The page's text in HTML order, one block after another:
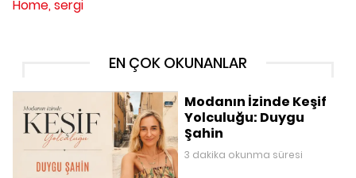
Home,sergi
EN ÇOK OKUNANLAR
Modanın İzinde Keşif
Yolculuğu: Duygu
Şahin
3 dakika okunma süresi